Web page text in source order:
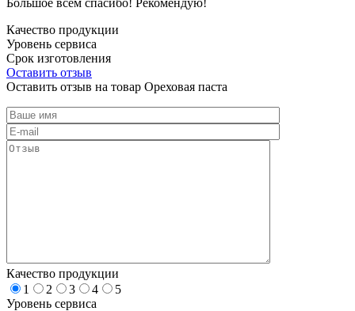
Качество продукции
Уровень сервиса
Срок изготовления
Оставить отзыв
Оставить отзыв на товар Ореховая паста
Качество продукции
1
2 3 4
5
Уровень сервиса